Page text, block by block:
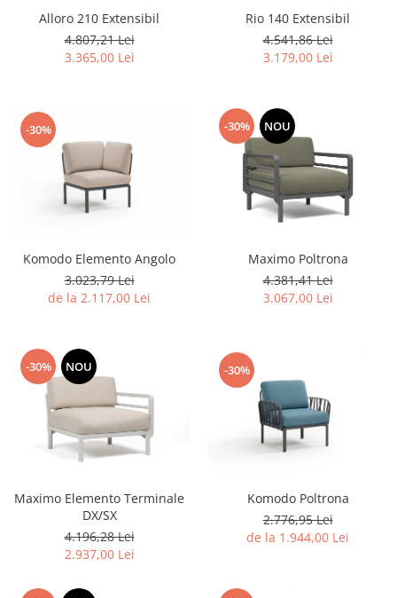
Alloro 210 Extensibil
4.807,21 Lei
3.365,00 Lei
Rio 140 Extensibil
4.541,86 Lei
3.179,00 Lei
-30%
Komodo Elemento Angolo
3.023,79 Lei
de la 2.117,00 Lei
-30% NOU
Maximo Poltrona
4.381,41 Lei
3.067,00 Lei
-30% NOU
Maximo Elemento Terminale
DX/SX
4.196,28 Lei
2.937,00 Lei
-30%
Komodo Poltrona
2.776,95 Lei
de la 1.944,00 Lei